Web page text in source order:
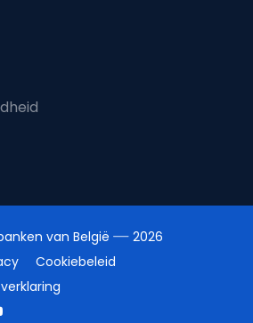
van België
2026
Cookiebeleid